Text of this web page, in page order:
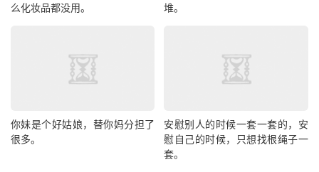
么化妆品都没用。
堆。
你妹是个好姑娘，替你妈分担了
很多。
安慰别人的时候一套一套的，安
慰自己的时候，只想找根绳子一
套。